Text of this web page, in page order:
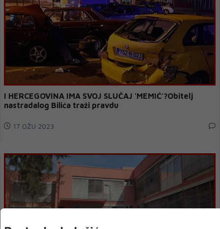
I HERCEGOVINA IMA SVOJ SLUČAJ 'MEMIĆ'?Obitelj
nastradalog Bilića traži pravdu
17 OŽU 2023